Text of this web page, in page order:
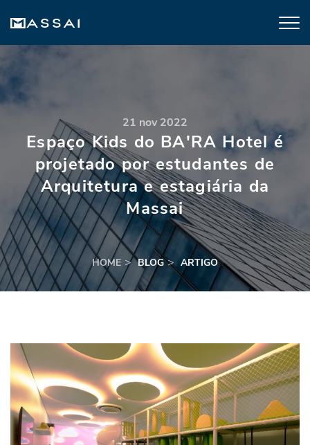
21 nov 2022
Espaço Kids do BA'RA Hotel é
projetado por estudantes de
Arquitetura e estagiária da
Massai
HOME BLOG ARTIGO